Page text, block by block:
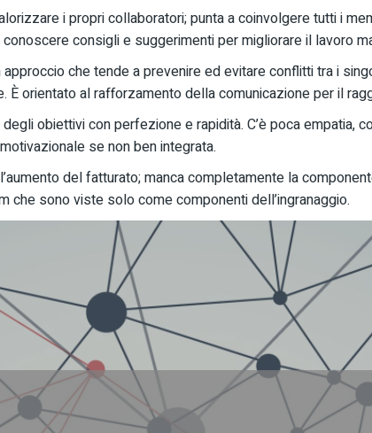
i propri collaboratori; punta a coinvolgere tutti i
consigli e suggerimenti per migliorare il lavoro
che tende a prevenire ed evitare conflitti tra i
È orientato al rafforzamento della comunicazione per il
obiettivi con perfezione e rapidità. C’è poca empatia,
se non ben integrata.
del fatturato; manca completamente la
sono viste solo come componenti dell’ingranaggio.